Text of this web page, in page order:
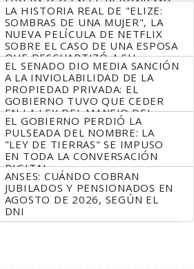
LA HISTORIA REAL DE "ELIZE:
SOMBRAS DE UNA MUJER", LA
NUEVA PELÍCULA DE NETFLIX
SOBRE EL CASO DE UNA ESPOSA
QUE DESCUARTIZÓ A SU
MARIDO
EL SENADO DIO MEDIA SANCIÓN
A LA INVIOLABILIDAD DE LA
PROPIEDAD PRIVADA: EL
GOBIERNO TUVO QUE CEDER
EN LA LEY DEL MANEJO DEL
FUEGO
EL GOBIERNO PERDIÓ LA
PULSEADA DEL NOMBRE: LA
"LEY DE TIERRAS" SE IMPUSO
EN TODA LA CONVERSACIÓN
DIGITAL
ANSES: CUÁNDO COBRAN
JUBILADOS Y PENSIONADOS EN
AGOSTO DE 2026, SEGÚN EL
DNI